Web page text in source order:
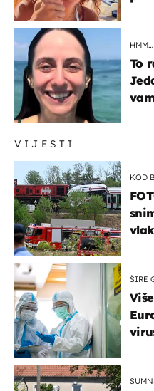
VIJESTI
KOD
ŠIRE
HMM…
To